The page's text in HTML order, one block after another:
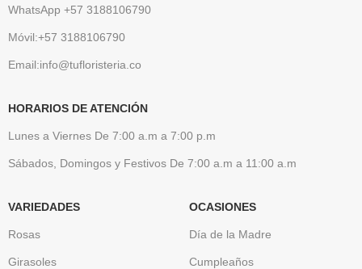
WhatsApp +57 3188106790
Móvil:+57 3188106790
Email:info@tufloristeria.co
HORARIOS DE ATENCIÓN
Lunes a Viernes De 7:00 a.m a 7:00 p.m
Sábados, Domingos y Festivos De 7:00 a.m a 11:00 a.m
VARIEDADES
Rosas
Girasoles
OCASIONES
Día de la Madre
Cumpleaños